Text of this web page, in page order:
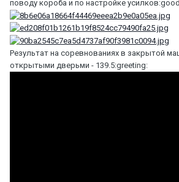
поводу короба и по настройке
Результат на соревнованиях в закрытой
открытыми дверьми - 139.5:greeting: